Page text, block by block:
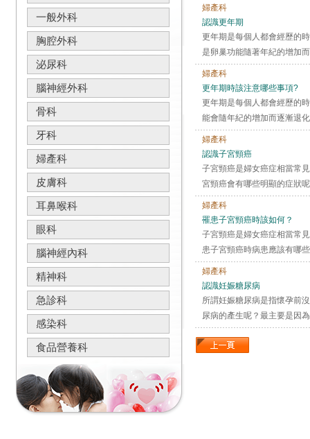
一般外科
胸腔外科
泌尿科
腦神經外科
骨科
牙科
婦產科
皮膚科
耳鼻喉科
眼科
腦神經內科
精神科
急診科
感染科
食品營養科
婦產科
認識更年期
更年期是每個人都會經歷的
是卵巢功能隨著年紀的增加
婦產科
更年期時該注意哪些事項?
更年期是每個人都會經歷的
能會隨年紀的增加而逐漸退
婦產科
認識子宮頸癌
子宮頸癌是婦女癌症相當常
宮頸癌會有哪些明顯的症狀
婦產科
罹患子宮頸癌時該如何？
子宮頸癌是婦女癌症相當常
患子宮頸癌時病患應該有哪
婦產科
認識妊娠糖尿病
所謂妊娠糖尿病是指懷孕前
尿病的產生呢？最主要是因